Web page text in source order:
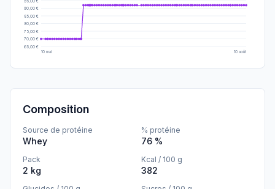
65,00 €
70,00 €
75,00 €
80,00 €
85,00 €
90,00 €
10 mai 10 août
Composition
Source de protéine
Whey
% protéine
76 %
Pack
2 kg
Kcal / 100 g
382